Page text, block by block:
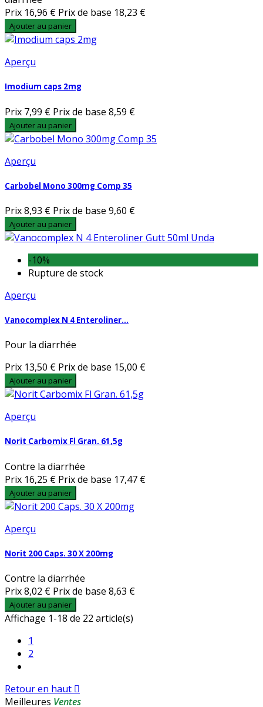
Prix 16,96 € Prix de base 18,23 €
Ajouter au panier
Aperçu
Imodium caps 2mg
Prix 7,99 € Prix de base 8,59 €
Ajouter au panier
Aperçu
Carbobel Mono 300mg Comp 35
Prix8,93 € Prix de base 9,60 €
Ajouter au panier
-10%
Rupture de stock
Aperçu
Vanocomplex N 4 Enteroliner...
Pour la diarrhée
Prix 13,50 € Prix de base 15,00 €
Ajouter au panier
Aperçu
Norit Carbomix Fl Gran. 61,5g
Contre la diarrhée
Prix 16,25 € Prix de base 17,47 €
Ajouter au panier
Aperçu
Norit 200 Caps. 30 X 200mg
Contre la diarrhée
Prix8,02 € Prix de base 8,63 €
Ajouter au panier
Affichage 1-18 de 22 article(s)
1
2
Retour en haut 
Meilleures Ventes